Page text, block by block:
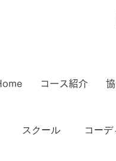
コース紹介
スクール コー